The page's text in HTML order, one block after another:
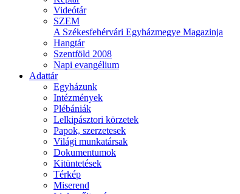
Videótár
SZEM
A Székesfehérvári Egyházmegye Magazinja
Hangtár
Szentföld 2008
Napi evangélium
Adattár
Egyházunk
Intézmények
Plébániák
Lelkipásztori körzetek
Papok, szerzetesek
Világi munkatársak
Dokumentumok
Kitüntetések
Térkép
Miserend